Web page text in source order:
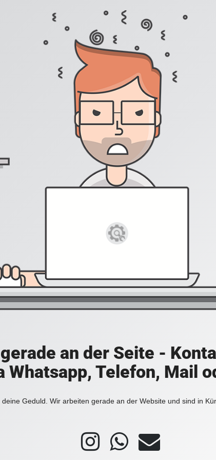
an der Seite -
Whatsapp, Telefon, Mail
deine Geduld. Wir arbeiten gerade an der Website und sind in